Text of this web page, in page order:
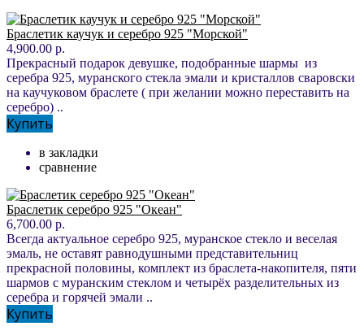
Браслетик каучук и серебро 925 "Морской"
4,900.00 р.
Прекрасный подарок девушке, подобранные шармы из
серебра 925, муранского стекла эмали и кристаллов сваровски
на каучуковом браслете ( при желании можно переставить на
серебро) ..
Купить
в закладки
сравнение
Браслетик серебро 925 "Океан"
6,700.00 р.
Всегда актуальное серебро 925, муранское стекло и веселая
эмаль, не оставят равнодушными представительниц
прекрасной половины, комплект из браслета-накопителя, пяти
шармов с муранским стеклом и четырёх разделительных из
серебра и горячей эмали ..
Купить